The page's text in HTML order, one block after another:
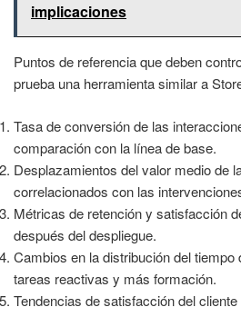
implicaciones
Puntos de referencia que deben
prueba una herramienta similar a
Tasa de conversión de las
comparación con la línea de base.
Desplazamientos del valor medio de
correlacionados con las
Métricas de retención y satisfacción
después del despliegue.
Cambios en la distribución del
tareas reactivas y más formación.
Tendencias de satisfacción del